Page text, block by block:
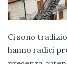
Ci sono
hanno radici